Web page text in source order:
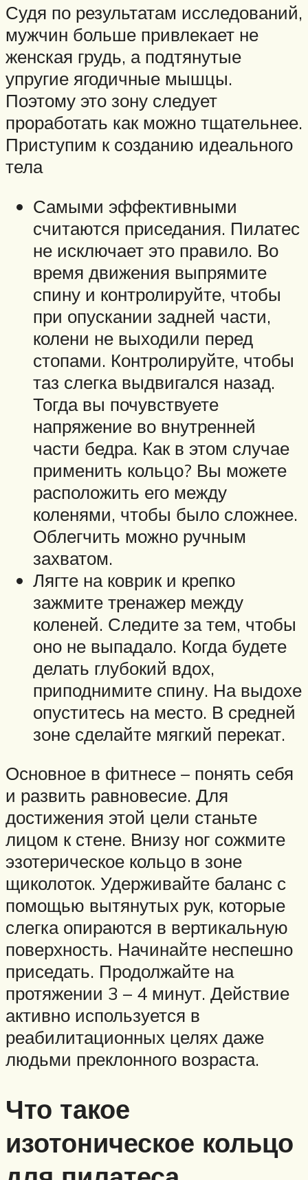
Судя по результатам исследований,
мужчин больше привлекает не
женская грудь, а подтянутые
упругие ягодичные мышцы.
Поэтому это зону следует
проработать как можно тщательнее.
Приступим к созданию идеального
тела
Самыми эффективными
считаются приседания. Пилатес
не исключает это правило. Во
время движения выпрямите
спину и контролируйте, чтобы
при опускании задней части,
колени не выходили перед
стопами. Контролируйте, чтобы
таз слегка выдвигался назад.
Тогда вы почувствуете
напряжение во внутренней
части бедра. Как в этом случае
применить кольцо? Вы можете
расположить его между
коленями, чтобы было сложнее.
Облегчить можно ручным
захватом.
Лягте на коврик и крепко
зажмите тренажер между
коленей. Следите за тем, чтобы
оно не выпадало. Когда будете
делать глубокий вдох,
приподнимите спину. На выдохе
опуститесь на место. В средней
зоне сделайте мягкий перекат.
Основное в фитнесе – понять себя
и развить равновесие. Для
достижения этой цели станьте
лицом к стене. Внизу ног сожмите
эзотерическое кольцо в зоне
щиколоток. Удерживайте баланс с
помощью вытянутых рук, которые
слегка опираются в вертикальную
поверхность. Начинайте неспешно
приседать. Продолжайте на
протяжении 3 – 4 минут. Действие
активно используется в
реабилитационных целях даже
людьми преклонного возраста.
Что такое
изотоническое кольцо